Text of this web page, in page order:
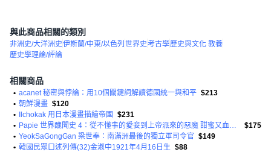
與此商品相關的類別
非洲史/大洋洲史伊斯蘭/中東/以色列 世界史考古學歷史與文化 教養
歷史學理論/評論
相關商品
• acanet 秘密與悖論：用10個關鍵詞解讀德國統一與和平 $213
• 朝鮮漫畫 $120
•
Ilchokak 用日本漫畫描繪帝國
$231
•
Papie 世界醜聞史 4：從不懂事的愛妾到上帝派來的惡魔 甜蜜又血腥的歐洲歷史故事
$175
• YeokSaGongGan 梁世奉：南滿洲最後的獨立軍司令官 $149
• 韓國民眾口述列傳(32)金淑中1921年4月16日生 $88